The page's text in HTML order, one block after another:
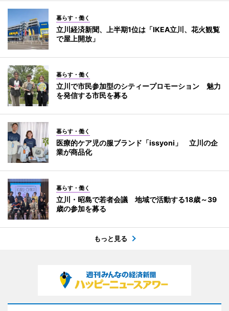
暮らす・働く
立川経済新聞、上半期1位は「IKEA立川、花火観覧
で屋上開放」
暮らす・働く
立川で市民参加型のシティープロモーション 魅力
を発信する市民を募る
暮らす・働く
医療的ケア児の服ブランド「issyoni」 立川の企
業が商品化
暮らす・働く
立川・昭島で若者会議 地域で活動する18歳～39
歳の参加を募る
もっと見る